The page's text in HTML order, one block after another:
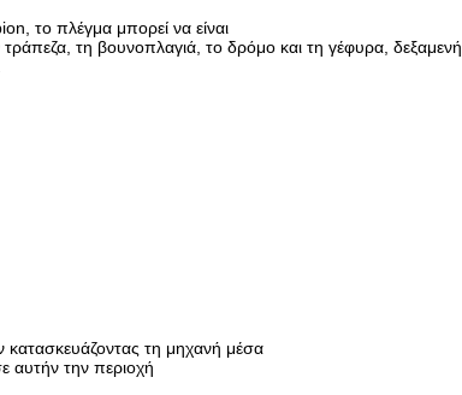
το πλέγμα μπορεί να είναι
τράπεζα, τη βουνοπλαγιά, το δρόμο και τη γέφυρα, δεξαμενή
κατασκευάζοντας τη μηχανή μέσα
αυτήν την περιοχή